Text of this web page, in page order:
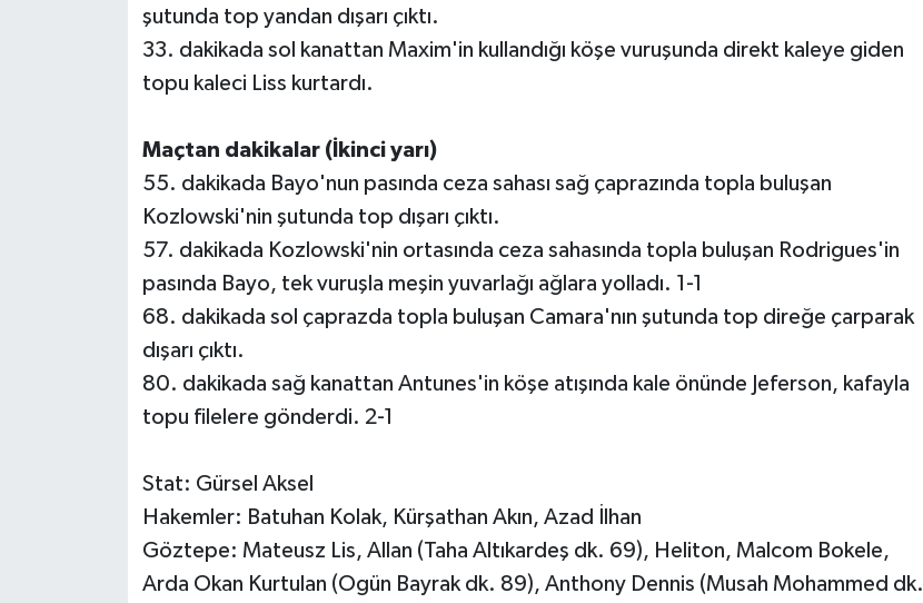
şutunda top yandan dışarı çıktı.
33. dakikada sol kanattan Maxim'in kullandığı köşe vuruşunda direkt kaleye giden
topu kaleci Liss kurtardı.
Maçtan dakikalar (İkinci yarı)
55. dakikada Bayo'nun pasında ceza sahası sağ çaprazında topla buluşan
Kozlowski'nin şutunda top dışarı çıktı.
57. dakikada Kozlowski'nin ortasında ceza sahasında topla buluşan Rodrigues'in
pasında Bayo, tek vuruşla meşin yuvarlağı ağlara yolladı. 1-1
68. dakikada sol çaprazda topla buluşan Camara'nın şutunda top direğe çarparak
dışarı çıktı.
80. dakikada sağ kanattan Antunes'in köşe atışında kale önünde Jeferson, kafayla
topu filelere gönderdi. 2-1
Stat: Gürsel Aksel
Hakemler: Batuhan Kolak, Kürşathan Akın, Azad İlhan
Göztepe: Mateusz Lis, Allan (Taha Altıkardeş dk. 69), Heliton, Malcom Bokele,
Arda Okan Kurtulan (Ogün Bayrak dk. 89), Anthony Dennis (Musah Mohammed dk.